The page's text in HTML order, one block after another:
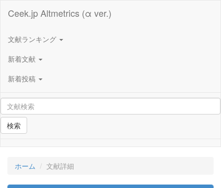
Ceek.jp Altmetrics (α ver.)
文献ランキング
新着文献
新着投稿
検索
ホーム 文献詳細